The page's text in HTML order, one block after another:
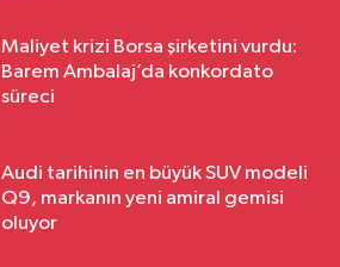
Maliyet krizi Borsa şirketini vurdu:
Barem Ambalaj’da konkordato
süreci
Audi tarihinin en büyük SUV modeli
Q9, markanın yeni amiral gemisi
oluyor